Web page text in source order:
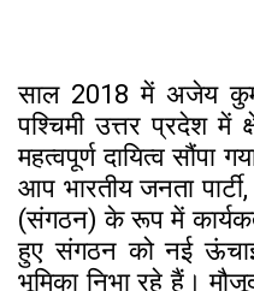
साल 2018 में अजेय
पश्चिमी उत्तर प्रदेश में
महत्वपूर्ण दायित्व सौंपा
आप भारतीय जनता
(संगठन) के रूप में
हुए संगठन को नई
भूमिका निभा रहे हैं।